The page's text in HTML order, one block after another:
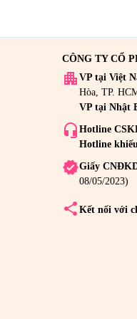
CÔNG TY CỔ
apartment VP tại Việt
Hòa, TP.
VP tại Nhật
headset_mic Hotline
Hotline
verifiedGiấy
08/05/2023)
share Kết nối với